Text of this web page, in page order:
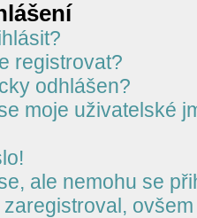
registrovat?
odhlášen?
moje uživatelské
ale nemohu se